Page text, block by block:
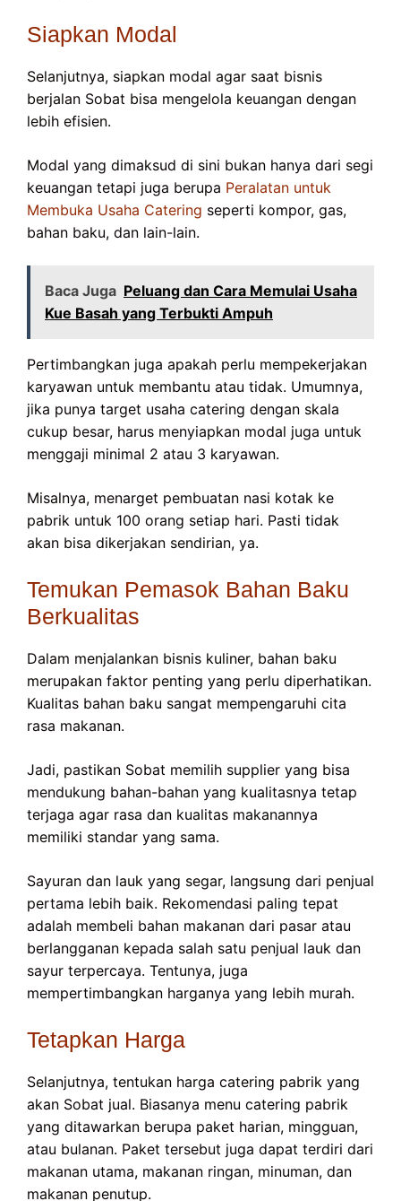
Siapkan Modal
Selanjutnya, siapkan modal agar saat bisnis
berjalan Sobat bisa mengelola keuangan dengan
lebih efisien.
Modal yang dimaksud di sini bukan hanya dari segi
keuangan tetapi juga berupa Peralatan untuk
Membuka Usaha Catering seperti kompor, gas,
bahan baku, dan lain-lain.
Baca Juga Peluang dan Cara Memulai Usaha
Kue Basah yang Terbukti Ampuh
Pertimbangkan juga apakah perlu mempekerjakan
karyawan untuk membantu atau tidak. Umumnya,
jika punya target usaha catering dengan skala
cukup besar, harus menyiapkan modal juga untuk
menggaji minimal 2 atau 3 karyawan.
Misalnya, menarget pembuatan nasi kotak ke
pabrik untuk 100 orang setiap hari. Pasti tidak
akan bisa dikerjakan sendirian, ya.
Temukan Pemasok Bahan Baku
Berkualitas
Dalam menjalankan bisnis kuliner, bahan baku
merupakan faktor penting yang perlu diperhatikan.
Kualitas bahan baku sangat mempengaruhi cita
rasa makanan.
Jadi, pastikan Sobat memilih supplier yang bisa
mendukung bahan-bahan yang kualitasnya tetap
terjaga agar rasa dan kualitas makanannya
memiliki standar yang sama.
Sayuran dan lauk yang segar, langsung dari penjual
pertama lebih baik. Rekomendasi paling tepat
adalah membeli bahan makanan dari pasar atau
berlangganan kepada salah satu penjual lauk dan
sayur terpercaya. Tentunya, juga
mempertimbangkan harganya yang lebih murah.
Tetapkan Harga
Selanjutnya, tentukan harga catering pabrik yang
akan Sobat jual. Biasanya menu catering pabrik
yang ditawarkan berupa paket harian, mingguan,
atau bulanan. Paket tersebut juga dapat terdiri dari
makanan utama, makanan ringan, minuman, dan
makanan penutup.